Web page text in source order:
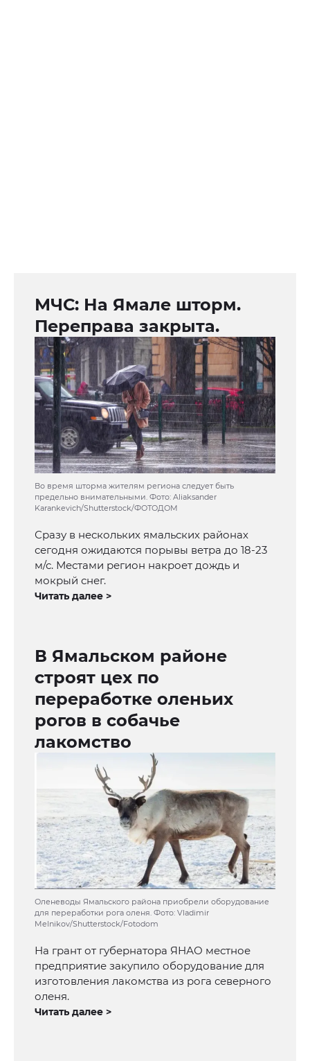
МЧС: На Ямале шторм.
Переправа закрыта.
Во время шторма жителям региона следует быть
предельно внимательными. Фото: Aliaksander
Karankevich/Shutterstock/ФОТОДОМ
Сразу в нескольких ямальских районах
сегодня ожидаются порывы ветра до 18-23
м/с. Местами регион накроет дождь и
мокрый снег.
Читать далее >
В Ямальском районе
строят цех по
переработке оленьих
рогов в собачье
лакомство
Оленеводы Ямальского района приобрели оборудование
для переработки рога оленя. Фото: Vladimir
Melnikov/Shutterstock/Fotodom
На грант от губернатора ЯНАО местное
предприятие закупило оборудование для
изготовления лакомства из рога северного
оленя.
Читать далее >